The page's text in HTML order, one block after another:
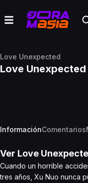
Love Unexpected
Love Unexpected
InformaciónComentarios
Ver Love
Cuando un horrible
tres años, Xu Nuo nunca